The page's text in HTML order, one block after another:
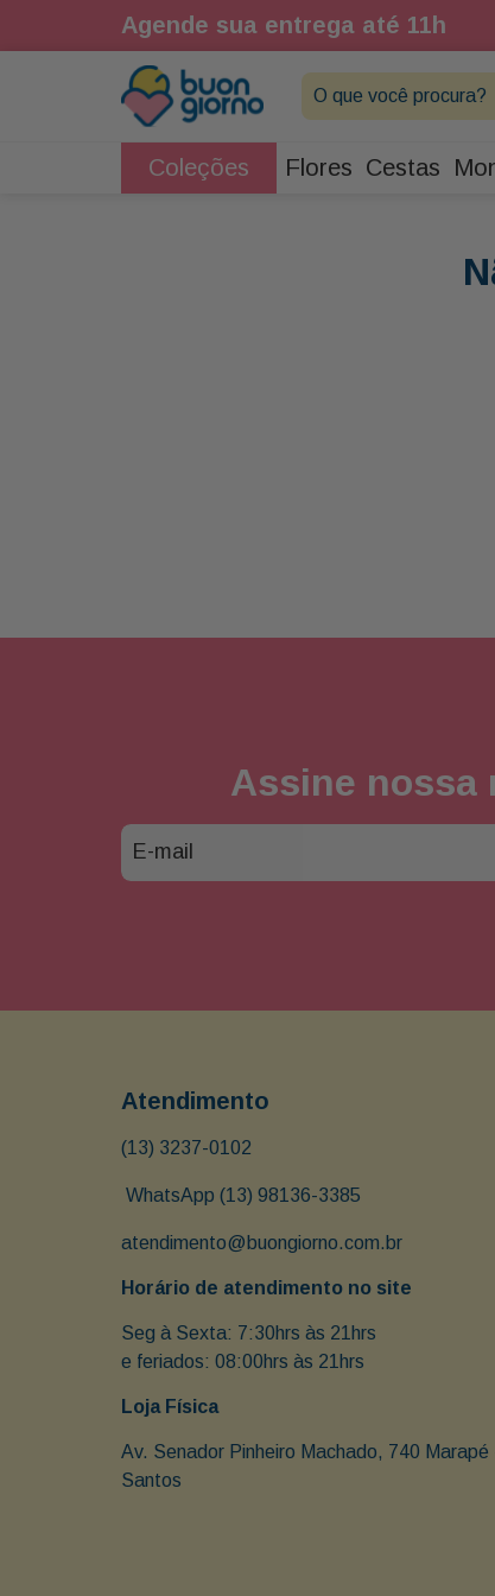
Agende sua entrega até 11h
O que você procura?
Coleções Flores Cestas
Assine nossa
Atendimento
(13) 3237-0102
WhatsApp (13) 98136-3385
atendimento@buongiorno.com.br
Horário de atendimento no site
Seg à Sexta: 7:30hrs às 21hrs
e feriados: 08:00hrs às 21hrs
Loja Física
Av. Senador Pinheiro Machado, 740 Marapé
Santos